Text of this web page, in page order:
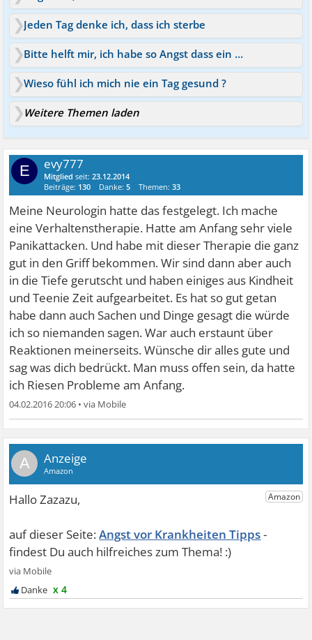
Jeden Tag denke ich, dass ich sterbe
Bitte helft mir, ich habe so Angst dass ein Tumor ist
Wieso fühl ich mich nie ein Tag gesund ?
Weitere Themen laden
E evy777
Mitglied seit:23.12.2014
Beiträge: 130 Danke:5 Themen:33
Meine Neurologin hatte das festgelegt. Ich mache
eine Verhaltenstherapie. Hatte am Anfang sehr viele
Panikattacken. Und habe mit dieser Therapie die ganz
gut in den Griff bekommen. Wir sind dann aber auch
in die Tiefe gerutscht und haben einiges aus Kindheit
und Teenie Zeit aufgearbeitet. Es hat so gut getan
habe dann auch Sachen und Dinge gesagt die würde
ich so niemanden sagen. War auch erstaunt über
Reaktionen meinerseits. Wünsche dir alles gute und
sag was dich bedrückt. Man muss offen sein, da hatte
ich Riesen Probleme am Anfang.
04.02.2016 20:06 •
A
Angst vor Krankheiten Tipps
x 4